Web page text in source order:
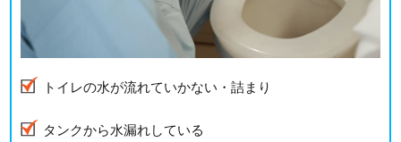
トイレの水が流れていかない・詰まり
タンクから水漏れしている